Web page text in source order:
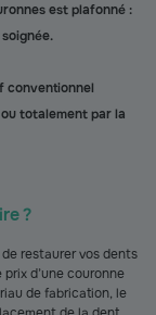
est plafonné :
conventionnel
totalement par la
?
restaurer vos dents
d’une couronne
de fabrication, le